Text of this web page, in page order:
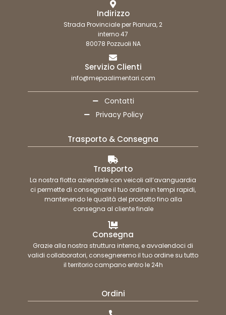
Indirizzo
Strada Provinciale per Pianura, 2
interno 47
80078 Pozzuoli NA
Servizio Clienti
info@mepaalimentari.com
Contatti
Privacy Policy
Trasporto & Consegna
Trasporto
La nostra flotta aziendale con veicoli all’avanguardia
ci permette di consegnare il tuo ordine in tempi rapidi,
mantenendo le qualità del prodotto fino alla
consegna al cliente finale
Consegna
Grazie alla nostra struttura interna, e avvalendoci di
validi collaboratori, consegneremo il tuo ordine su tutto
il territorio campano entro le 24h
Ordini